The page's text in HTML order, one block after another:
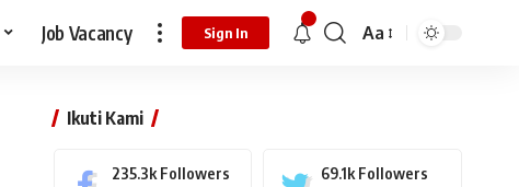
Job Vacancy Sign In Aa
Ikuti Kami
235.3k Followers 69.1k Followers